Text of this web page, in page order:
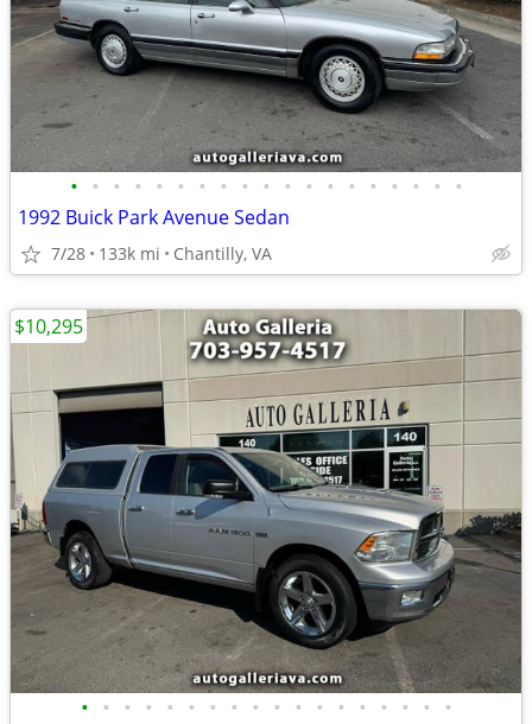
• • • • • • • • • • • • • • • • • • •
1992 Buick Park Avenue Sedan
7/28 133k mi Chantilly, VA
• • • • • • • • • • • • • • • • • •
$10,295